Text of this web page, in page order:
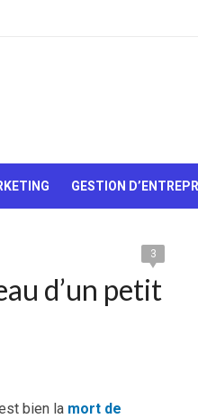
chocolats…
tomber !
GESTION
3
d’un petit
bien la mort de